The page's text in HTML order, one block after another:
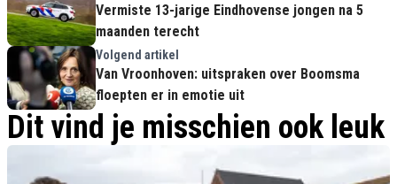
Vermiste 13-jarige Eindhovense jongen na 5
maanden terecht
Volgend artikel
Van Vroonhoven: uitspraken over Boomsma
floepten er in emotie uit
Dit vind je misschien ook leuk